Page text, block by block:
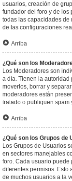
usuarios, creación de
fundador del foro y de los
todas las capacidades
de las configuraciones
Arriba
¿Qué son los
Los Moderadores son
a día. Tienen la autoridad
moverlos, borrar y
moderadores están
tratado o publiquen spam
Arriba
¿Qué son los Grupos de
Los Grupos de Usuarios
en sectores manejables
foro. Cada usuario puede
diferentes permisos. Esto
de muchos usuarios a la